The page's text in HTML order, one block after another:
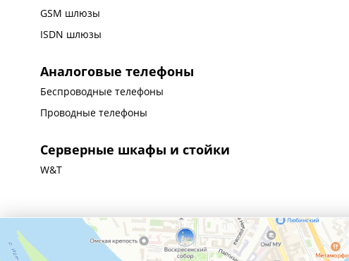
GSM шлюзы
ISDN шлюзы
Аналоговые телефоны
Беспроводные телефоны
Проводные телефоны
Серверные шкафы и стойки
W&T